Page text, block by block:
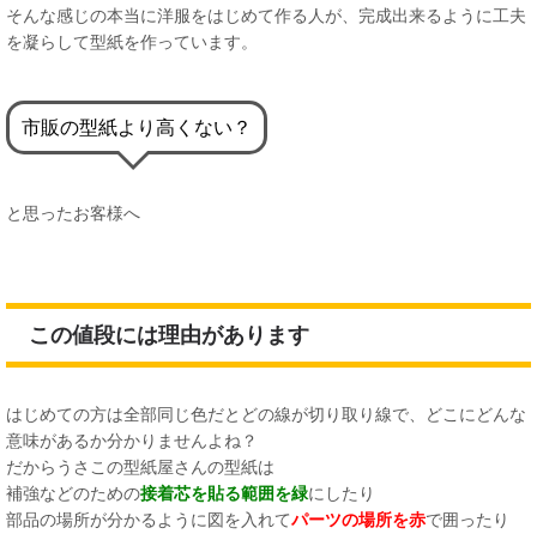
そんな感じの本当に洋服をはじめて作る人が、完成出来るように工夫
を凝らして型紙を作っています。
市販の型紙より高くない？
と思ったお客様へ
この値段には理由があります
はじめての方は全部同じ色だとどの線が切り取り線で、どこにどんな
意味があるか分かりませんよね？
だからうさこの型紙屋さんの型紙は
補強などのための接着芯を貼る範囲を緑にしたり
部品の場所が分かるように図を入れてパーツの場所を赤で囲ったり